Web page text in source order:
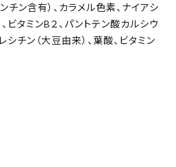
チン含有）、カラメル色素、ナイアシ
ビタミンB２、パントテン酸カルシウ
チン（大豆由来）、葉酸、ビタミン